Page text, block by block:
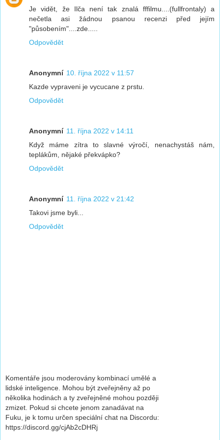
Je vidět, že Ilča není tak znalá fffilmu....(fullfrontaly) a
nečetla asi žádnou psanou recenzi před jejím
"působením"....zde.....
Odpovědět
Anonymní 10. října 2022 v 11:57
Kazde vypraveni je vycucane z prstu.
Odpovědět
Anonymní 11. října 2022 v 14:11
Když máme zítra to slavné výročí, nenachystáš nám,
teplákům, nějaké překvápko?
Odpovědět
Anonymní 11. října 2022 v 21:42
Takovi jsme byli...
Odpovědět
Komentáře jsou moderovány kombinací umělé a
lidské inteligence. Mohou být zveřejněny až po
několika hodinách a ty zveřejněné mohou později
zmizet. Pokud si chcete jenom zanadávat na
Fuku, je k tomu určen speciální chat na Discordu:
https://discord.gg/cjAb2cDHRj